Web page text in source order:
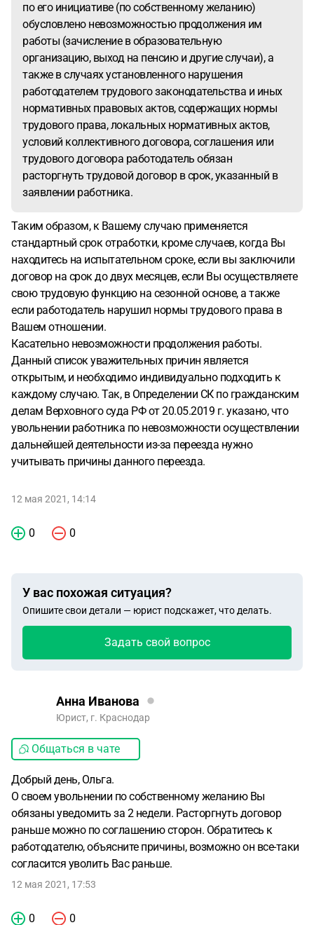
по его инициативе (по собственному желанию)
обусловлено невозможностью продолжения им
работы (зачисление в образовательную
организацию, выход на пенсию и другие случаи), а
также в случаях установленного нарушения
работодателем трудового законодательства и иных
нормативных правовых актов, содержащих нормы
трудового права, локальных нормативных актов,
условий коллективного договора, соглашения или
трудового договора работодатель обязан
расторгнуть трудовой договор в срок, указанный в
заявлении работника.
Таким образом, к Вашему случаю применяется
стандартный срок отработки, кроме случаев, когда Вы
находитесь на испытательном сроке, если вы заключили
договор на срок до двух месяцев, если Вы осуществляете
свою трудовую функцию на сезонной основе, а также
если работодатель нарушил нормы трудового права в
Вашем отношении.
Касательно невозможности продолжения работы.
Данный список уважительных причин является
открытым, и необходимо индивидуально подходить к
каждому случаю. Так, в Определении СК по гражданским
делам Верховного суда РФ от 20.05.2019 г. указано, что
увольнении работника по невозможности осуществлении
дальнейшей деятельности из-за переезда нужно
учитывать причины данного переезда.
12 мая 2021, 14:14
0 0
У вас похожая ситуация?
Опишите свои детали — юрист подскажет, что делать.
Задать свой вопрос
Анна Иванова
Юрист, г. Краснодар
Общаться в чате
Добрый день, Ольга.
О своем увольнении по собственному желанию Вы
обязаны уведомить за 2 недели. Расторгнуть договор
раньше можно по соглашению сторон. Обратитесь к
работодателю, объясните причины, возможно он все-таки
согласится уволить Вас раньше.
12 мая 2021, 17:53
0 0